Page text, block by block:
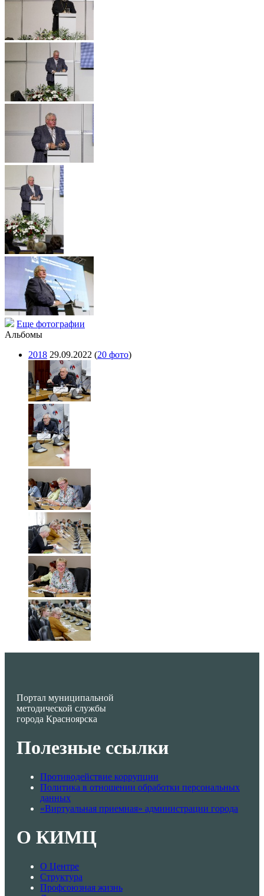
Еще фотографии
Альбомы
2018 29.09.2022 (20 фото)
Портал муниципальной
методической службы
города Красноярска
Полезные ссылки
Противодействие коррупции
Политика в отношении обработки персональных
данных
«Виртуальная приемная» администрации города
О КИМЦ
О Центре
Структура
Профсоюзная жизнь